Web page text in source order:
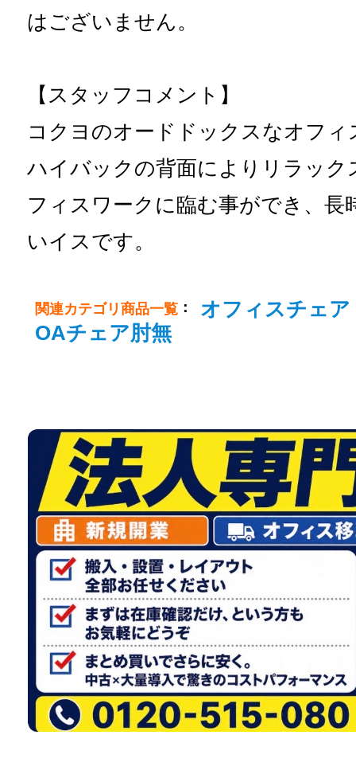
はございません。
【スタッフコメント】
コクヨのオードドックスなオフ
ハイバックの背面によりリラック
フィスワークに臨む事ができ、長
いイスです。
関連カテゴリ商品一覧 ：
オフィスチェア
OAチェア肘無